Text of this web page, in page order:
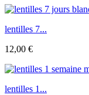
lentilles 7...
12,00 €
lentilles 1...